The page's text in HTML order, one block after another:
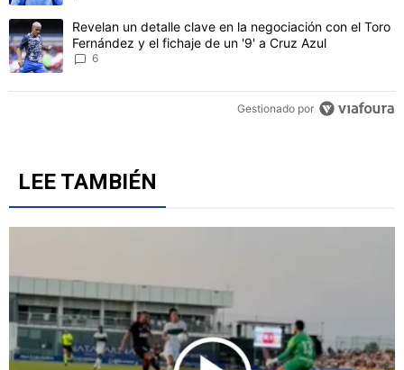
Un artículo de tendencia con el título "Revelan un detalle clave
Revelan un detalle clave en la negociación con el Toro
Fernández y el fichaje de un '9' a Cruz Azul
6
Gestionado por
LEE TAMBIÉN